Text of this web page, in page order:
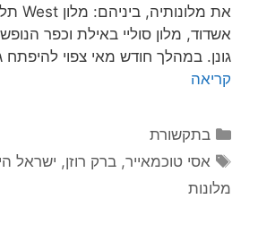
אשדוד, מלון סוליי באילת וכפר הנופש
גונן. במהלך חודש מאי צפוי
קריאה
קטגוריות
בתקשורת
תגיות
אסי טוכמאייר,ברק רוזן, ישראל
מלונות